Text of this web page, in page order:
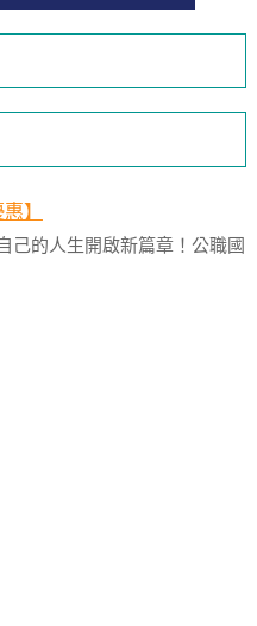
】
己的人生開啟新篇章！公職國